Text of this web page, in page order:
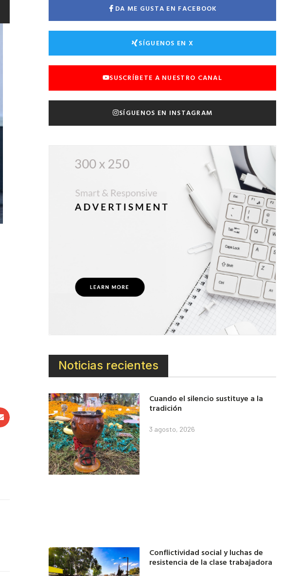
DA ME GUSTA EN FACEBOOK
SÍGUENOS EN X
SUSCRÍBETE A NUESTRO CANAL
SÍGUENOS EN INSTAGRAM
Noticias recientes
Cuando el silencio sustituye a la
tradición
3 agosto, 2026
Conflictividad social y luchas de
resistencia de la clase trabajadora